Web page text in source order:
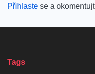
Přihlaste se a
Tags